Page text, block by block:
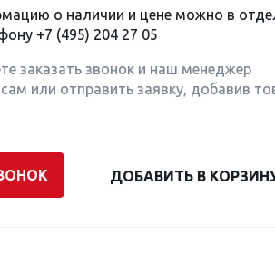
о наличии и цене можно в
+7 (495) 204 27 05
заказать звонок и наш менеджер
или отправить заявку, добавив
ДОБАВИТЬ В